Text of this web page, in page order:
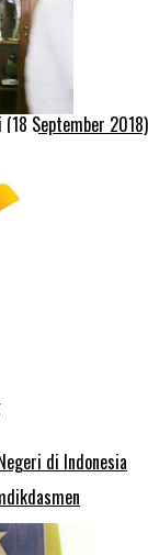
September 2018)
di Indonesia